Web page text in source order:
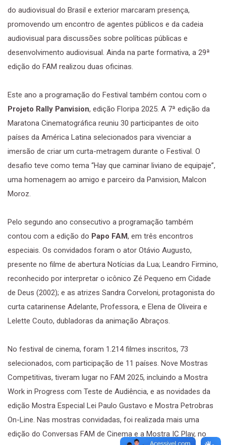
do audiovisual do Brasil e exterior marcaram presença,
promovendo um encontro de agentes públicos e da cadeia
audiovisual para discussões sobre políticas públicas e
desenvolvimento audiovisual. Ainda na parte formativa, a 29ª
edição do FAM realizou duas oficinas.
Este ano a programação do Festival também contou com o
Projeto Rally Panvision, edição Floripa 2025. A 7ª edição da
Maratona Cinematográfica reuniu 30 participantes de oito
países da América Latina selecionados para vivenciar a
imersão de criar um curta-metragem durante o Festival. O
desafio teve como tema “Hay que caminar liviano de equipaje”,
uma homenagem ao amigo e parceiro da Panvision, Malcon
Moroz.
Pelo segundo ano consecutivo a programação também
contou com a edição do Papo FAM, em três encontros
especiais. Os convidados foram o ator Otávio Augusto,
presente no filme de abertura Notícias da Lua; Leandro Firmino,
reconhecido por interpretar o icônico Zé Pequeno em Cidade
de Deus (2002); e as atrizes Sandra Corveloni, protagonista do
curta catarinense Adelante, Professora, e Elena de Oliveira e
Lelette Couto, dubladoras da animação Abraços.
No festival de cinema, foram 1.214 filmes inscritos, 73
selecionados, com participação de 11 países. Nove Mostras
Competitivas, tiveram lugar no FAM 2025, incluindo a Mostra
Work in Progress com Teste de Audiência, e as novidades da
edição Mostra Especial Lei Paulo Gustavo e Mostra Petrobras
On-Line. Nas mostras convidadas, foi realizada mais uma
edição do Conversas FAM de Cinema e a Mostra IC Play, no